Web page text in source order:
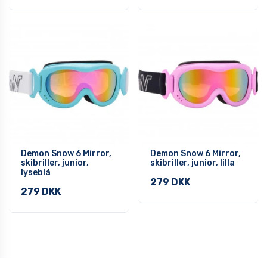
Demon Snow 6 Mirror,
skibriller, junior,
lyseblå
279 DKK
Demon Snow 6 Mirror,
skibriller, junior, lilla
279 DKK